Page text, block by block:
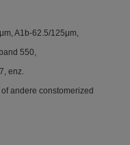
A1b-62.5/125μm,
550,
enz.
andere constomerized